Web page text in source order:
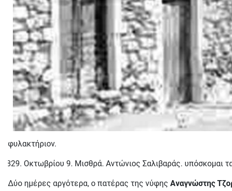
φυλακτήριον.
Οκτωβρίου 9. Μισθρά. Αντώνιος Σαλιβαράς. υπόσκομαι
Δύο ημέρες αργότερα, ο πατέρας της νύφης Αναγνώστης